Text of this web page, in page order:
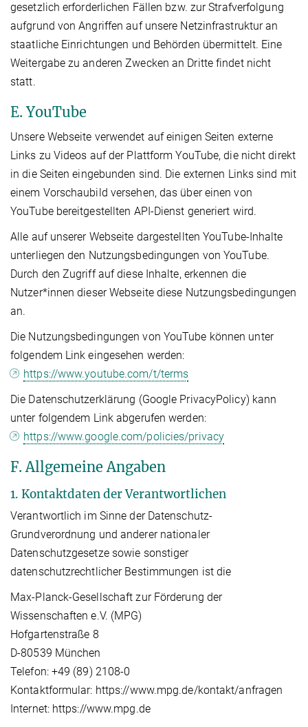
gesetzlich erforderlichen Fällen bzw. zur Strafverfolgung
aufgrund von Angriffen auf unsere Netzinfrastruktur an
staatliche Einrichtungen und Behörden übermittelt. Eine
Weitergabe zu anderen Zwecken an Dritte findet nicht
statt.
E. YouTube
Unsere Webseite verwendet auf einigen Seiten externe
Links zu Videos auf der Plattform YouTube, die nicht direkt
in die Seiten eingebunden sind. Die externen Links sind mit
einem Vorschaubild versehen, das über einen von
YouTube bereitgestellten API-Dienst generiert wird.
Alle auf unserer Webseite dargestellten YouTube-Inhalte
unterliegen den Nutzungsbedingungen von YouTube.
Durch den Zugriff auf diese Inhalte, erkennen die
Nutzer*innen dieser Webseite diese Nutzungsbedingungen
an.
Die Nutzungsbedingungen von YouTube können unter
folgendem Link eingesehen werden:
https://www.youtube.com/t/terms
Die Datenschutzerklärung (Google PrivacyPolicy) kann
unter folgendem Link abgerufen werden:
https://www.google.com/policies/privacy
F. Allgemeine Angaben
1. Kontaktdaten der Verantwortlichen
Verantwortlich im Sinne der Datenschutz-
Grundverordnung und anderer nationaler
Datenschutzgesetze sowie sonstiger
datenschutzrechtlicher Bestimmungen ist die
Max-Planck-Gesellschaft zur Förderung der
Wissenschaften e.V. (MPG)
Hofgartenstraße 8
D-80539 München
Telefon: +49 (89) 2108-0
Kontaktformular: https://www.mpg.de/kontakt/anfragen
Internet: https://www.mpg.de